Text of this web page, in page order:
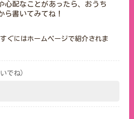
心配なことがあったら、おうち
ら書いてみてね！
ぐにはホームページで紹介されま
でね）